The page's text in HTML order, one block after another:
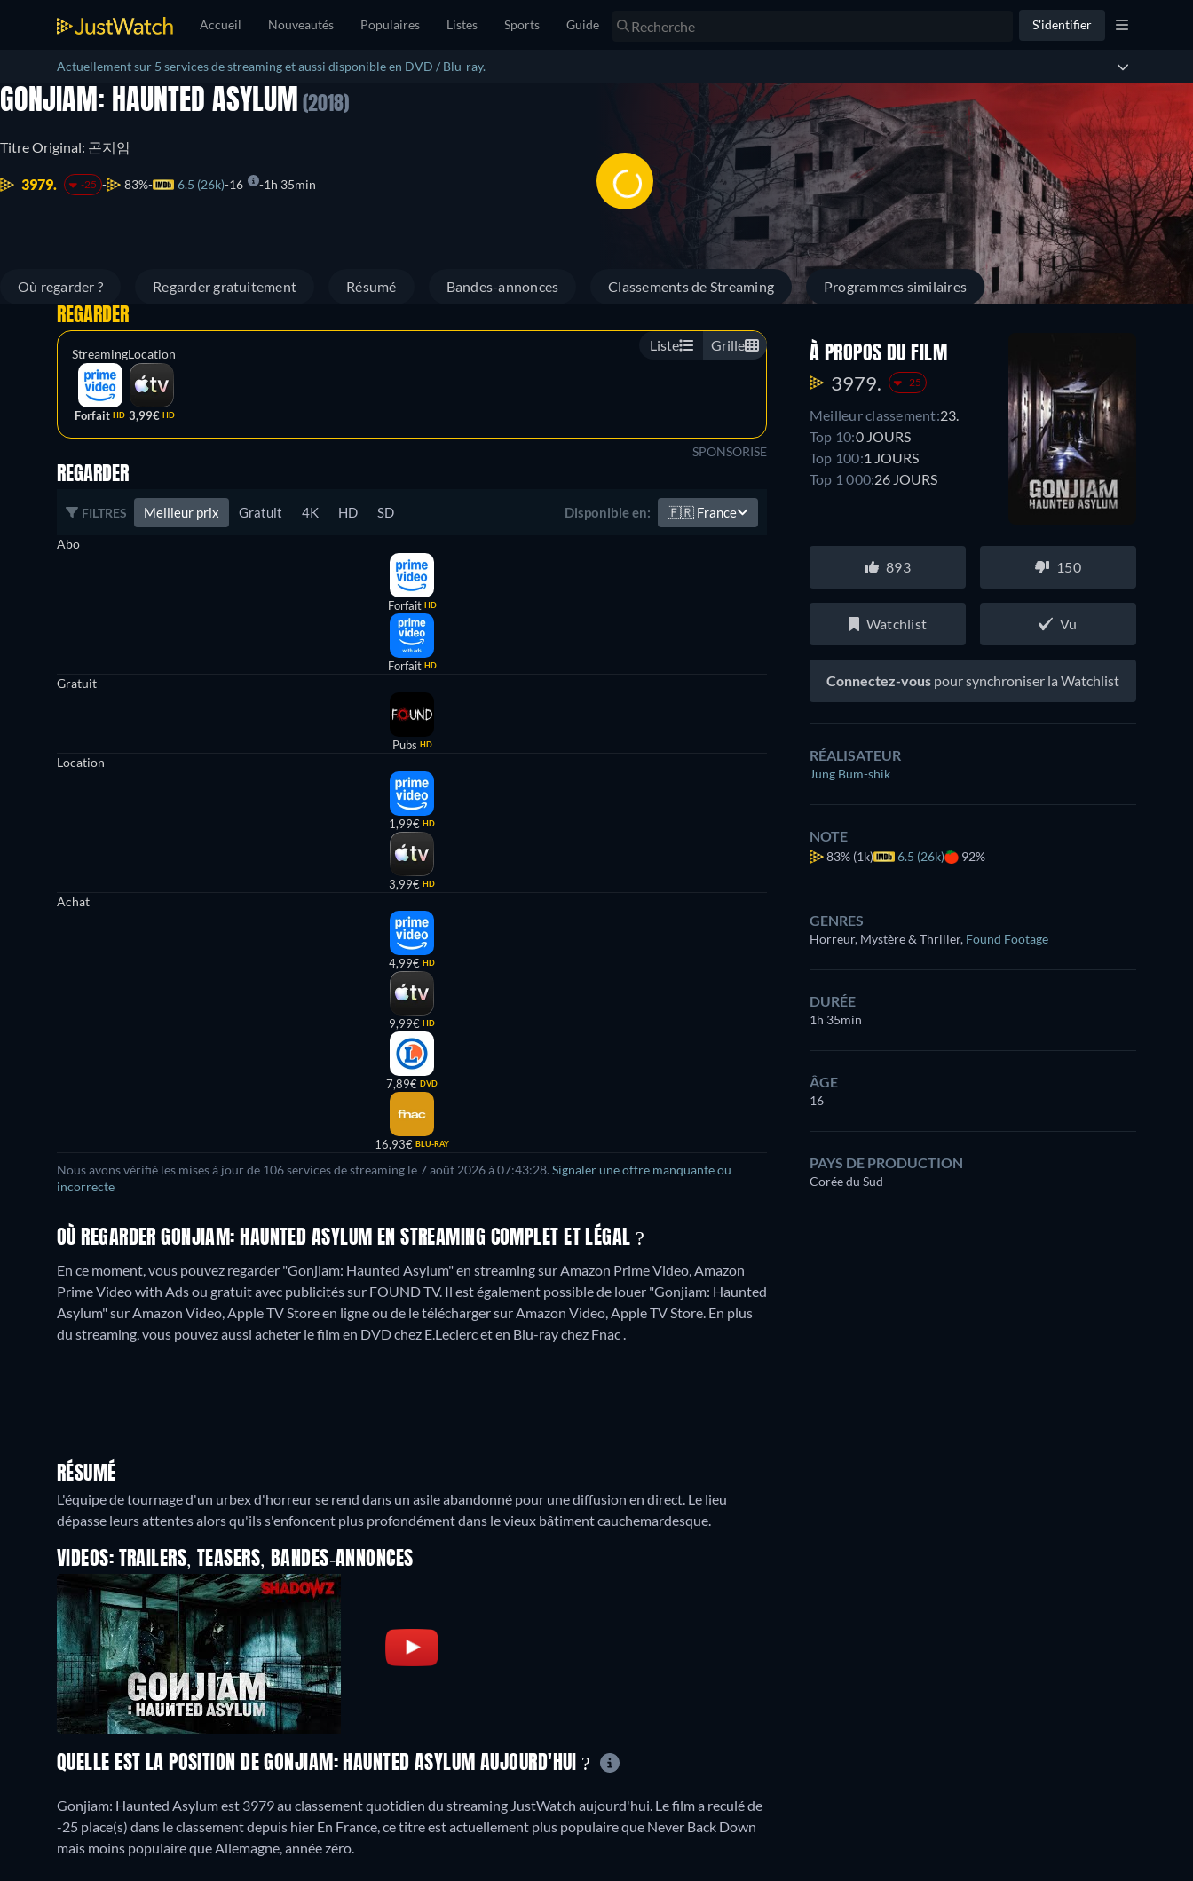
Accueil Nouveautés Populaires Listes Sports Guide S'identifier
Actuellement sur 5 services de streaming et aussi disponible en DVD / Blu-ray.
GONJIAM: HAUNTED ASYLUM (2018)
Titre Original: 곤지암
3979. -25 83% 6.5 (26k) 16 1h 35min
Où regarder ? Regarder gratuitement Résumé Bandes-annonces Classements de Streaming Programmes similaires
Liste Grille
REGARDER
Streaming
Forfait HD
Location
3,99€ HD
SPONSORISE
REGARDER
FILTRES Meilleur prix Gratuit 4K HD SD Disponible en: 🇫🇷 France
Abo
Forfait HD
Forfait HD
Gratuit
Pubs HD
Location
1,99€ HD
3,99€ HD
Achat
4,99€ HD
9,99€ HD
7,89€ DVD
16,93€ BLU-RAY
Nous avons vérifié les mises à jour de 106services de streaming le7 août 2026à07:43:28. Signaler une offre manquante ou
incorrecte
OÙ REGARDER GONJIAM: HAUNTED ASYLUM EN STREAMING COMPLET ET LÉGAL ?
En ce moment, vous pouvez regarder "Gonjiam: Haunted Asylum" en streaming sur Amazon Prime Video, Amazon
Prime Video with Ads ou gratuit avec publicités sur FOUND TV. Il est également possible de louer "Gonjiam: Haunted
Asylum" sur Amazon Video, Apple TV Store en ligne ou de le télécharger sur Amazon Video, Apple TV Store. En plus
du streaming, vous pouvez aussi acheter le film en DVD chez E.Leclerc et en Blu-ray chez Fnac .
RÉSUMÉ
L'équipe de tournage d'un urbex d'horreur se rend dans un asile abandonné pour une diffusion en direct. Le lieu
dépasse leurs attentes alors qu'ils s'enfoncent plus profondément dans le vieux bâtiment cauchemardesque.
VIDEOS: TRAILERS, TEASERS, BANDES-ANNONCES
À PROPOS DU FILM
3979. -25
Meilleur classement:23.
Top 10:0 JOURS
Top 100:1 JOURS
Top 1 000:26 JOURS
893 150
Watchlist Vu
Connectez-vous pour synchroniser la Watchlist
RÉALISATEUR
Jung Bum-shik
NOTE
83% (1k) 6.5 (26k) 92%
GENRES
Horreur, Mystère & Thriller, Found Footage
DURÉE
1h 35min
ÂGE
16
PAYS DE PRODUCTION
Corée du Sud
QUELLE EST LA POSITION DE GONJIAM: HAUNTED ASYLUM AUJOURD'HUI ?
Gonjiam: Haunted Asylum est 3979 au classement quotidien du streaming JustWatch aujourd'hui. Le film a reculé de
-25 place(s) dans le classement depuis hier En France, ce titre est actuellement plus populaire que Never Back Down
mais moins populaire que Allemagne, année zéro.